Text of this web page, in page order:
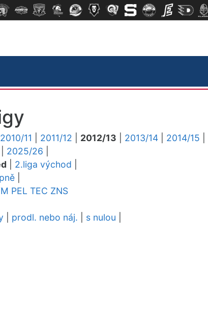
2010/11 2011/12 2012/13 2013/14 2014/15
2025/26
2.liga východ
PEL TEC ZNS
prodl. nebo náj. s nulou